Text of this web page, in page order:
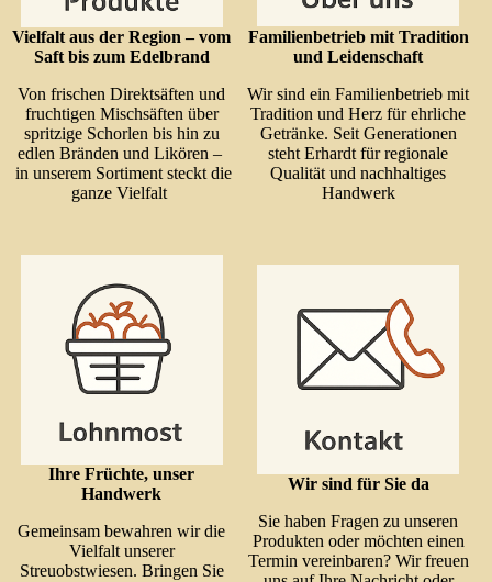
Vielfalt aus der Region – vom
Saft bis zum Edelbrand
Von frischen Direktsäften und
fruchtigen Mischsäften über
spritzige Schorlen bis hin zu
edlen Bränden und Likören –
in unserem Sortiment steckt die
ganze Vielfalt
Familienbetrieb mit Tradition
und Leidenschaft
Wir sind ein Familienbetrieb mit
Tradition und Herz für ehrliche
Getränke. Seit Generationen
steht Erhardt für regionale
Qualität und nachhaltiges
Handwerk
Ihre Früchte, unser
Handwerk
Gemeinsam bewahren wir die
Vielfalt unserer
Streuobstwiesen. Bringen Sie
Wir sind für Sie da
Sie haben Fragen zu unseren
Produkten oder möchten einen
Termin vereinbaren? Wir freuen